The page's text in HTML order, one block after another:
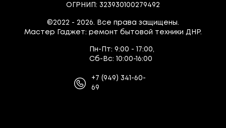
ОГРНИП: 323930100279492
©2022 - 2026. Все права защищены.
Мастер Гаджет: ремонт бытовой техники ДНР.
Пн-Пт: 9:00 - 17:00,
Сб-Вс:
10:00-16:00
+7 (949) 341-60-
69